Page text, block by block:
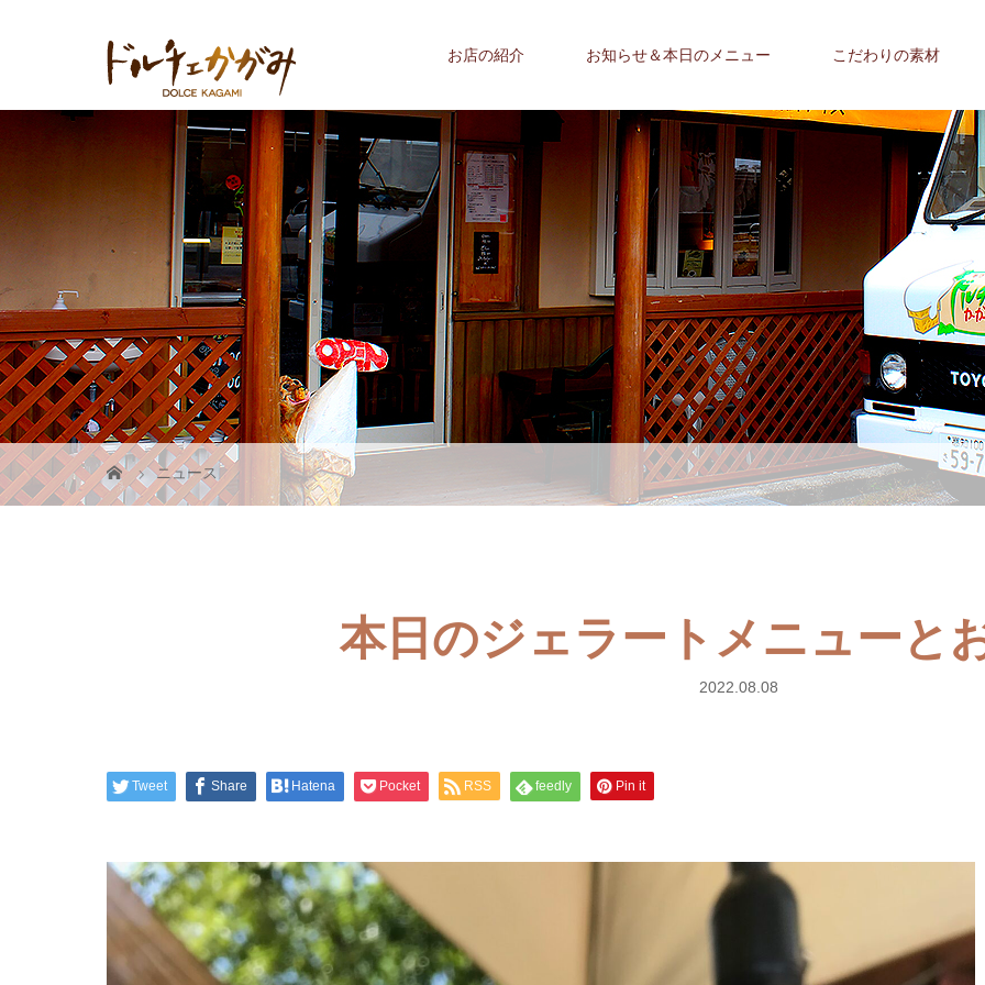
お店の紹介 お知らせ＆本日のメニュー こだわりの素材
ニュース
本日のジェラートメニューと
2022.08.08
Tweet Share Hatena Pocket RSS feedly Pin it